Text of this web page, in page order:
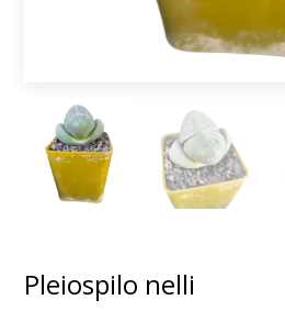
Pleiospilo nelli